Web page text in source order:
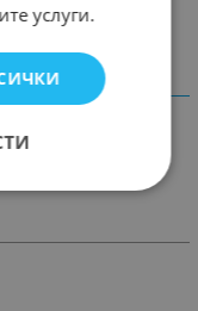
услуги.